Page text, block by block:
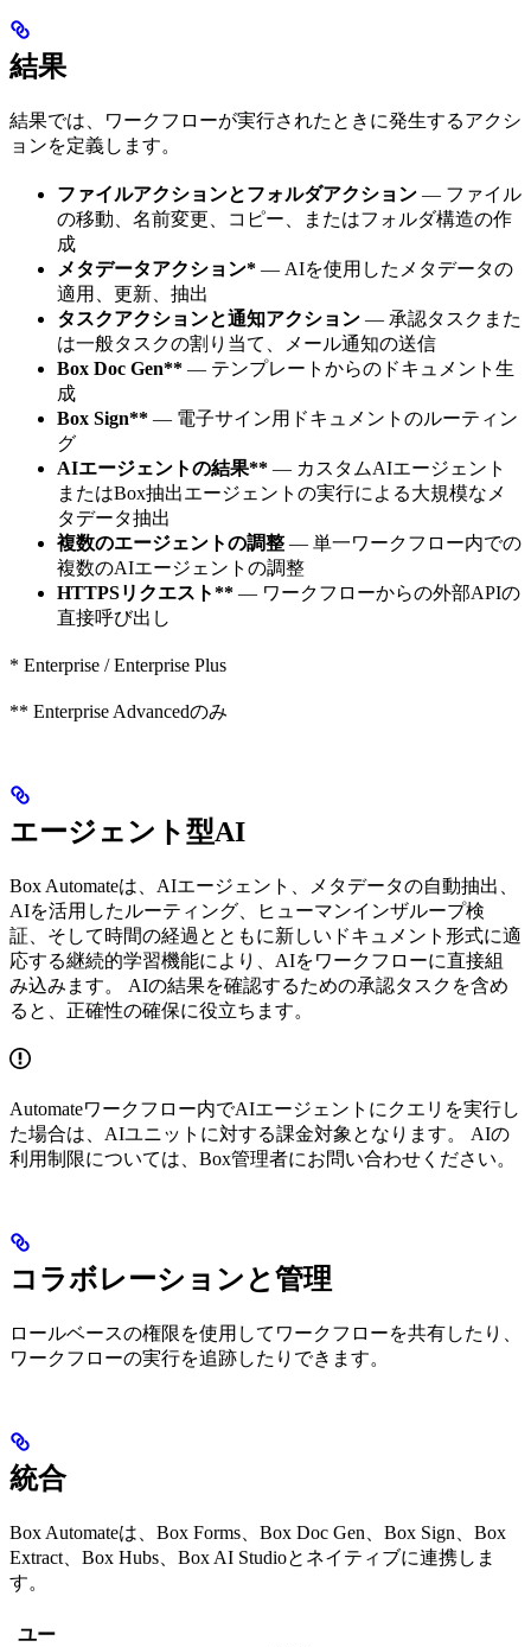
結果
結果では、ワークフローが実行されたときに発生するアクシ
ョンを定義します。
ファイルアクションとフォルダアクション — ファイル
の移動、名前変更、コピー、またはフォルダ構造の作
成
メタデータアクション* — AIを使用したメタデータの
適用、更新、抽出
タスクアクションと通知アクション — 承認タスクまた
は一般タスクの割り当て、メール通知の送信
Box Doc Gen** — テンプレートからのドキュメント生
成
Box Sign** — 電子サイン用ドキュメントのルーティン
グ
AIエージェントの結果** — カスタムAIエージェント
またはBox抽出エージェントの実行による大規模なメ
タデータ抽出
複数のエージェントの調整 — 単一ワークフロー内での
複数のAIエージェントの調整
HTTPSリクエスト** — ワークフローからの外部APIの
直接呼び出し
* Enterprise / Enterprise Plus
** Enterprise Advancedのみ
エージェント型AI
Box Automateは、AIエージェント、メタデータの自動抽出、
AIを活用したルーティング、ヒューマンインザループ検
証、そして時間の経過とともに新しいドキュメント形式に適
応する継続的学習機能により、AIをワークフローに直接組
み込みます。 AIの結果を確認するための承認タスクを含め
ると、正確性の確保に役立ちます。
Automateワークフロー内でAIエージェントにクエリを実行し
た場合は、AIユニットに対する課金対象となります。 AIの
利用制限については、Box管理者にお問い合わせください。
コラボレーションと管理
ロールベースの権限を使用してワークフローを共有したり、
ワークフローの実行を追跡したりできます。
統合
Box Automateは、Box Forms、Box Doc Gen、Box Sign、Box
Extract、Box Hubs、Box AI Studioとネイティブに連携しま
す。
ユー